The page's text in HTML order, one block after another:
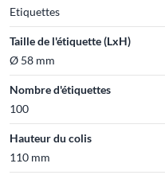
Etiquettes
Taille de l'étiquette (LxH)
Ø 58 mm
Nombre d'étiquettes
100
Hauteur du colis
110 mm